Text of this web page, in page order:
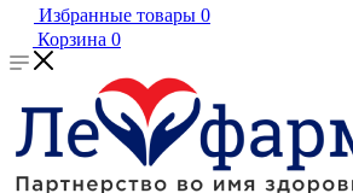
Избранные товары 0
Корзина 0